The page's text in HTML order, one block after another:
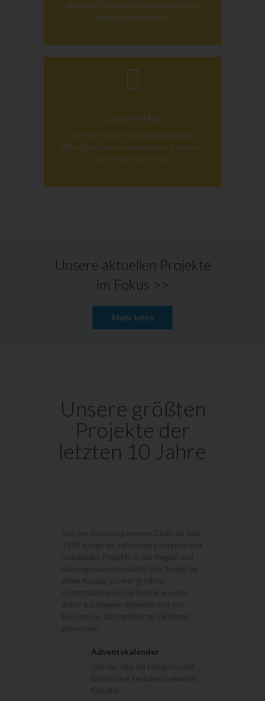
aktuellen Projekte und die Möglichkeit,
diese zu unterstützen.
Lions treffen
Sie sind herzlich eingeladen, unsere
öffentlichen Veranstaltungen zu besuchen.
Wir freuen uns auf Sie.
Unsere aktuellen Projekte
im Fokus >>
Mehr Infos
Unsere größten
Projekte der
letzten 10 Jahre
Adventskalender